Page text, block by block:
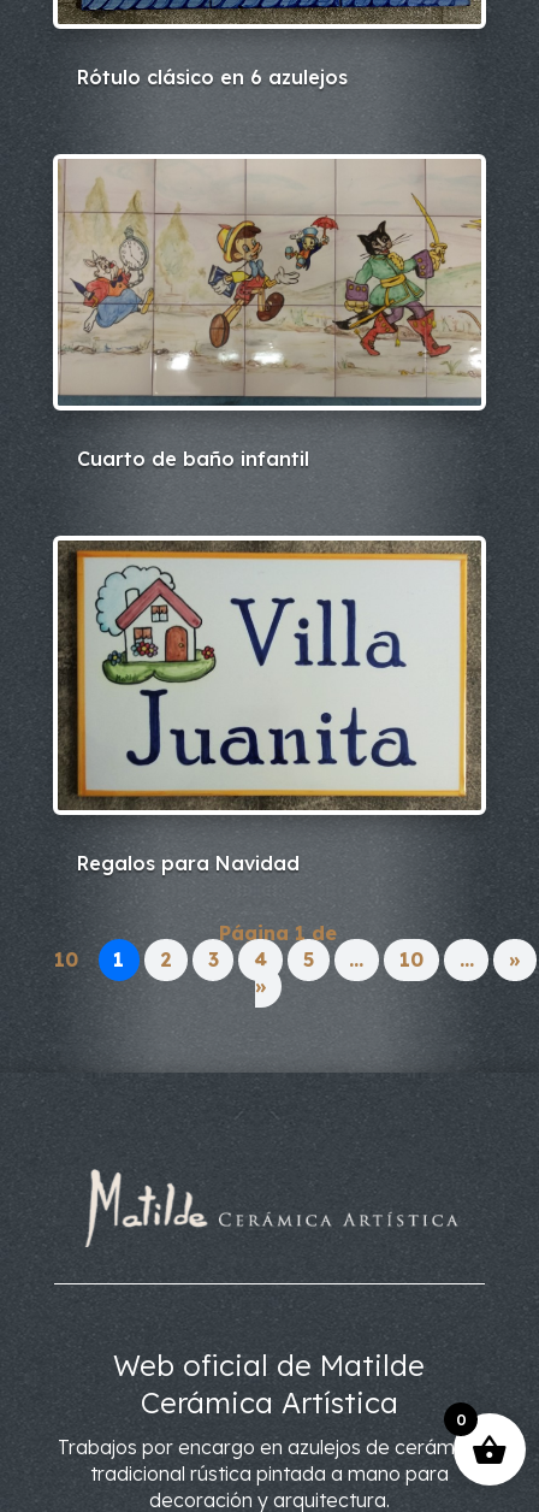
Rótulo clásico en 6 azulejos
Cuarto de baño infantil
Regalos para Navidad
Página 1 de
10
1 2 3 4 5 ... 10 ...
»
»
Web oficial de Matilde
Cerámica Artística
Trabajos por encargo en azulejos de cerámica
tradicional rústica pintada a mano para
decoración y arquitectura.
0